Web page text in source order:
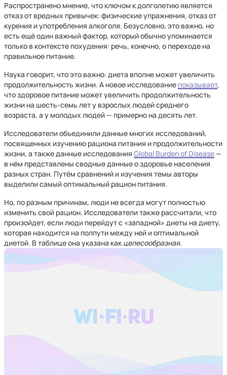
Распространено мнение, что ключом к долголетию является
отказ от вредных привычек: физические упражнения, отказ от
курения и употребления алкоголя. Безусловно, это важно, но
есть ещё один важный фактор, который обычно упоминается
только в контексте похудения: речь, конечно, о переходе на
правильное питание.
Наука говорит, что это важно: диета вполне может увеличить
продолжительность жизни. А новое исследование показывает,
что здоровое питание может увеличить продолжительность
жизни на шесть-семь лет у взрослых людей среднего
возраста, а у молодых людей — примерно на десять лет.
Исследователи объединили данные многих исследований,
посвященных изучению рациона питания и продолжительности
жизни, а также данные исследования Global Burden of Disease—
в нём представлены сводные данные о здоровье населения
разных стран. Путём сравнений и изучения темы авторы
выделили самый оптимальный рацион питания.
Но, по разным причинам, люди не всегда могут полностью
изменить свой рацион. Исследователи также рассчитали, что
произойдет, если люди перейдут с «западной» диеты на диету,
которая находится на полпути между ней и оптимальной
диетой. В таблице она указана как целесообразная.